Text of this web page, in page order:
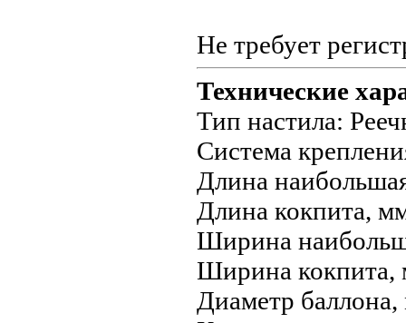
Не требует
Технические
Тип настила:
Система
Длина
Длина кокпита,
Ширина
Ширина кокпита,
Диаметр